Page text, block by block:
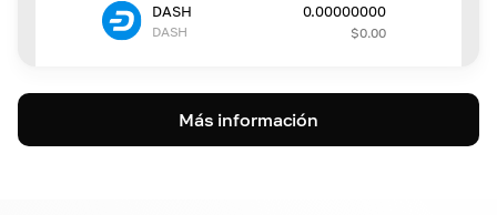
DASH
DASH
0.00000000
$0.00
Más información